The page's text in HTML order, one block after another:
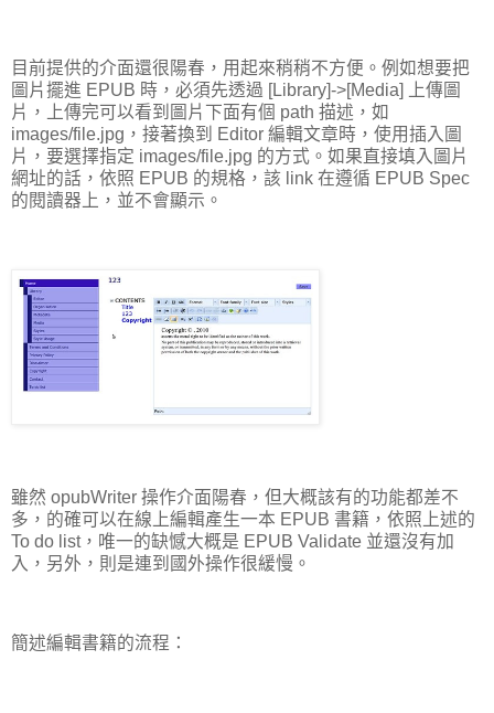
目前提供的介面還很陽春，用起來稍稍不方便。例如想要把
圖片擺進 EPUB 時，必須先透過 [Library]->[Media] 上傳圖
片，上傳完可以看到圖片下面有個 path 描述，如
images/file.jpg，接著換到 Editor 編輯文章時，使用插入圖
片，要選擇指定 images/file.jpg 的方式。如果直接填入圖片
網址的話，依照 EPUB 的規格，該 link 在遵循 EPUB Spec
的閱讀器上，並不會顯示。
雖然 opubWriter 操作介面陽春，但大概該有的功能都差不
多，的確可以在線上編輯產生一本 EPUB 書籍，依照上述的
To do list，唯一的缺憾大概是 EPUB Validate 並還沒有加
入，另外，則是連到國外操作很緩慢。
簡述編輯書籍的流程：